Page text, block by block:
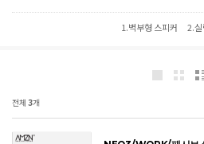
1.벽부형 스피커 2.실
전체 3개